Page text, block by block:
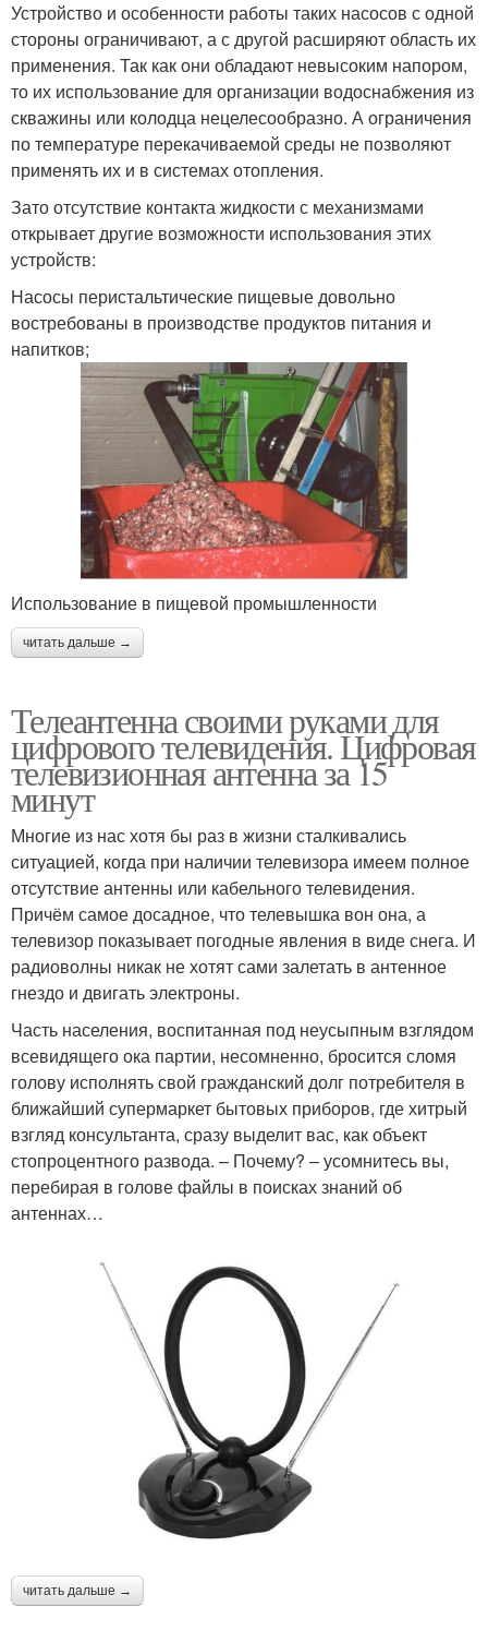
Устройство и особенности работы таких насосов с одной
стороны ограничивают, а с другой расширяют область их
применения. Так как они обладают невысоким напором,
то их использование для организации водоснабжения из
скважины или колодца нецелесообразно. А ограничения
по температуре перекачиваемой среды не позволяют
применять их и в системах отопления.
Зато отсутствие контакта жидкости с механизмами
открывает другие возможности использования этих
устройств:
Насосы перистальтические пищевые довольно
востребованы в производстве продуктов питания и
напитков;
Использование в пищевой промышленности
читать дальше →
Телеантенна своими руками для
цифрового телевидения. Цифровая
телевизионная антенна за 15
минут
Многие из нас хотя бы раз в жизни сталкивались
ситуацией, когда при наличии телевизора имеем полное
отсутствие антенны или кабельного телевидения.
Причём самое досадное, что телевышка вон она, а
телевизор показывает погодные явления в виде снега. И
радиоволны никак не хотят сами залетать в антенное
гнездо и двигать электроны.
Часть населения, воспитанная под неусыпным взглядом
всевидящего ока партии, несомненно, бросится сломя
голову исполнять свой гражданский долг потребителя в
ближайший супермаркет бытовых приборов, где хитрый
взгляд консультанта, сразу выделит вас, как объект
стопроцентного развода. – Почему? – усомнитесь вы,
перебирая в голове файлы в поисках знаний об
антеннах…
читать дальше →